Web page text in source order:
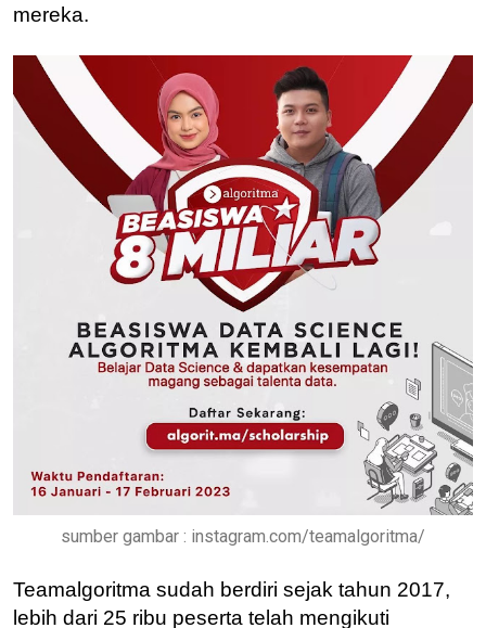
mereka.
sumber gambar : instagram.com/teamalgoritma/
Teamalgoritma sudah berdiri sejak tahun 2017,
lebih dari 25 ribu peserta telah mengikuti